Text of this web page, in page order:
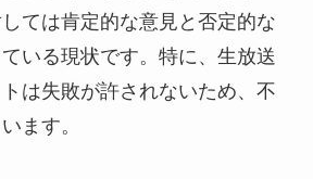
ては肯定的な意見と否定的な
いる現状です。特に、生放送
は失敗が許されないため、不
ます。